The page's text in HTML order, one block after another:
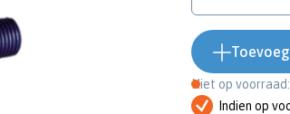
Niet op
Indien op